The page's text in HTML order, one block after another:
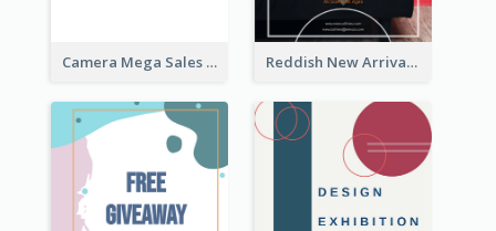
Camera Mega Sales Flyer Reddish New Arrivals Flyer